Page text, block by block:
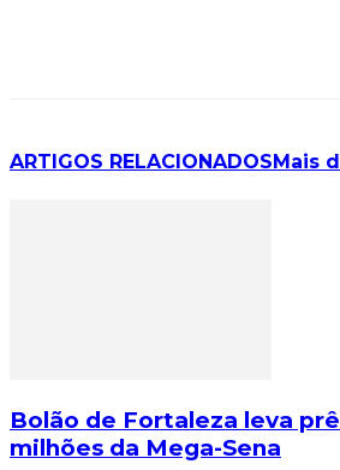
ARTIGOS RELACIONADOS Mais
Bolão de Fortaleza leva
milhões da Mega-Sena